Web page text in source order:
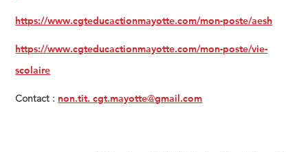
https://www.cgteducactionmayotte.com/mon-poste/aesh
https://www.cgteducactionmayotte.com/mon-poste/vie-
scolaire
Contact : non.tit. cgt.mayotte@gmail.com